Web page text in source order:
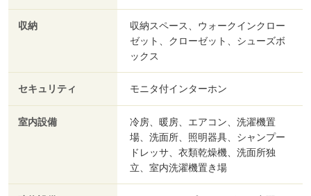
収納
収納スペース、ウォークインクロー
ゼット、クローゼット、シューズボ
ックス
セキュリティ モニタ付インターホン
室内設備
冷房、暖房、エアコン、洗濯機置
場、洗面所、照明器具、シャンプー
ドレッサ、衣類乾燥機、洗面所独
立、室内洗濯機置き場